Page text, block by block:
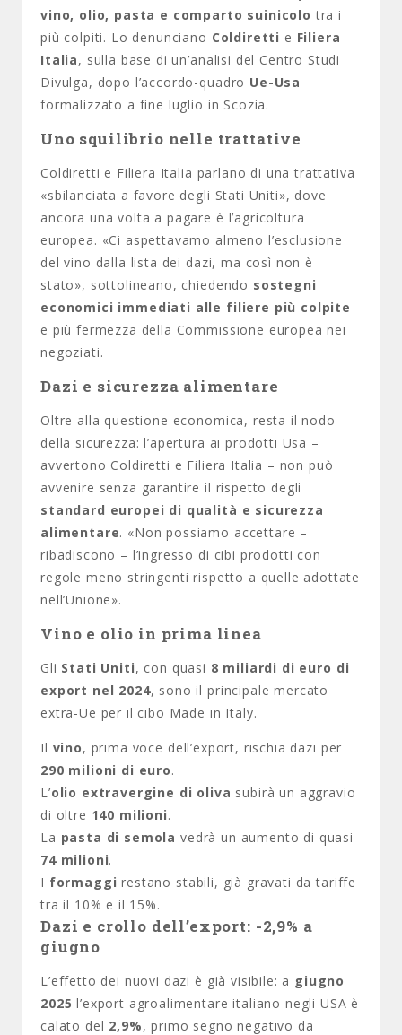
vino, olio, pasta e comparto suinicolo tra i
più colpiti. Lo denunciano Coldiretti e Filiera
Italia, sulla base di un’analisi del Centro Studi
Divulga, dopo l’accordo-quadro Ue-Usa
formalizzato a fine luglio in Scozia.
Uno squilibrio nelle trattative
Coldiretti e Filiera Italia parlano di una trattativa
«sbilanciata a favore degli Stati Uniti», dove
ancora una volta a pagare è l’agricoltura
europea. «Ci aspettavamo almeno l’esclusione
del vino dalla lista dei dazi, ma così non è
stato», sottolineano, chiedendo sostegni
economici immediati alle filiere più colpite
e più fermezza della Commissione europea nei
negoziati.
Dazi e sicurezza alimentare
Oltre alla questione economica, resta il nodo
della sicurezza: l’apertura ai prodotti Usa –
avvertono Coldiretti e Filiera Italia – non può
avvenire senza garantire il rispetto degli
standard europei di qualità e sicurezza
alimentare. «Non possiamo accettare –
ribadiscono – l’ingresso di cibi prodotti con
regole meno stringenti rispetto a quelle adottate
nell’Unione».
Vino e olio in prima linea
Gli Stati Uniti, con quasi 8 miliardi di euro di
export nel 2024, sono il principale mercato
extra-Ue per il cibo Made in Italy.
Il vino, prima voce dell’export, rischia dazi per
290 milioni di euro.
L’olio extravergine di oliva subirà un aggravio
di oltre 140 milioni.
La pasta di semola vedrà un aumento di quasi
74 milioni.
I formaggi restano stabili, già gravati da tariffe
tra il 10% e il 15%.
Dazi e crollo dell’export: -2,9% a
giugno
L’effetto dei nuovi dazi è già visibile: a giugno
2025 l’export agroalimentare italiano negli USA è
calato del 2,9%, primo segno negativo da